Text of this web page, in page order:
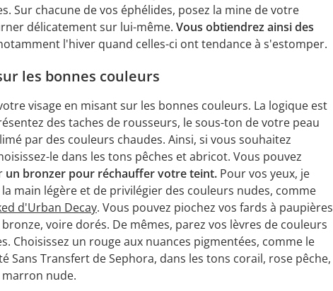
Sur chacune de vos éphélides, posez la mine de votre
délicatement sur lui-même. Vous obtiendrez ainsi des
l'hiver quand celles-ci ont tendance à s'estomper.
les bonnes couleurs
visage en misant sur les bonnes couleurs. La logique est
des taches de rousseurs, le sous-ton de votre peau
par des couleurs chaudes. Ainsi, si vous souhaitez
le dans les tons pêches et abricot. Vous pouvez
un bronzer pour réchauffer votre teint. Pour vos yeux, je
main légère et de privilégier des couleurs nudes, comme
d'Urban Decay. Vous pouvez piochez vos fards à paupières
voire dorés. De mêmes, parez vos lèvres de couleurs
Choisissez un rouge aux nuances pigmentées, comme le
Sans Transfert de Sephora, dans les tons corail, rose pêche,
nude.